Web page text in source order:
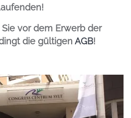
vor dem Erwerb der
die gültigen AGB!